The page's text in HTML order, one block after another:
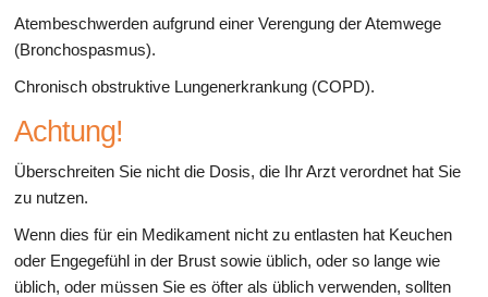
Atembeschwerden aufgrund einer Verengung der Atemwege
(Bronchospasmus).
Chronisch obstruktive Lungenerkrankung (COPD).
Achtung!
Überschreiten Sie nicht die Dosis, die Ihr Arzt verordnet hat Sie
zu nutzen.
Wenn dies für ein Medikament nicht zu entlasten hat Keuchen
oder Engegefühl in der Brust sowie üblich, oder so lange wie
üblich, oder müssen Sie es öfter als üblich verwenden, sollten